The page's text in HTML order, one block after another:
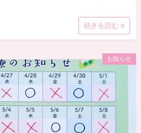
続きを読む
お知らせ